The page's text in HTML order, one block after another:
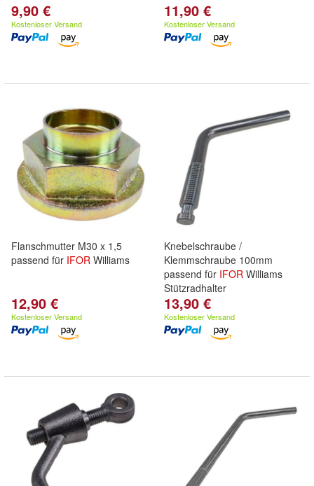
9,90 €
Kostenloser Versand
11,90 €
Kostenloser Versand
Flanschmutter M30 x 1,5
passend für IFOR Williams
12,90 €
Kostenloser Versand
Knebelschraube /
Klemmschraube 100mm
passend für IFOR Williams
Stützradhalter
13,90 €
Kostenloser Versand